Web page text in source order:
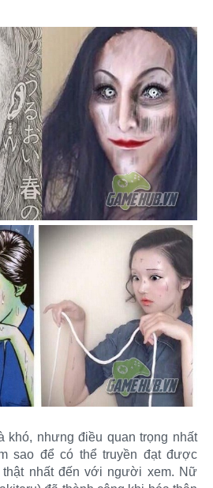
khó, nhưng điều quan trọng nhất
sao để có thể truyền đạt được
thật nhất đến với người xem. Nữ